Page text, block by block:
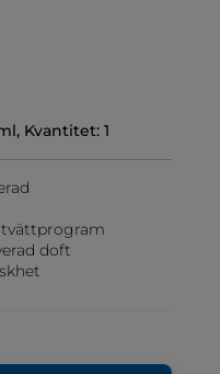
Kvantitet: 1
tvättprogram
doft